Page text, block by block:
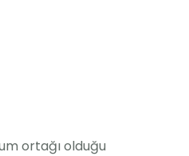
ortağı olduğu